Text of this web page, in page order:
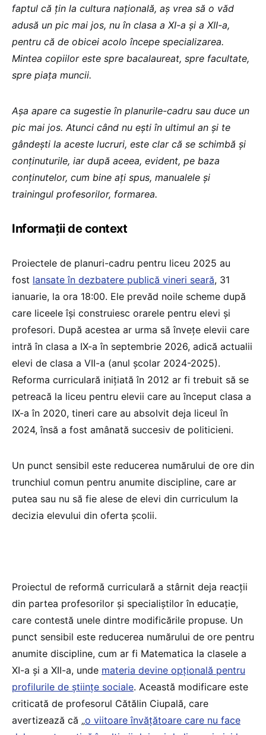
faptul că țin la cultura națională, aș vrea să o văd
adusă un pic mai jos, nu în clasa a XI-a și a XII-a,
pentru că de obicei acolo începe specializarea.
Mintea copiilor este spre bacalaureat, spre facultate,
spre piața muncii.
Așa apare ca sugestie în planurile-cadru sau duce un
pic mai jos. Atunci când nu ești în ultimul an și te
gândești la aceste lucruri, este clar că se schimbă și
conținuturile, iar după aceea, evident, pe baza
conținutelor, cum bine ați spus, manualele și
trainingul profesorilor, formarea.
Informații de context
Proiectele de planuri-cadru pentru liceu 2025 au
fost lansate în dezbatere publică vineri seară, 31
ianuarie, la ora 18:00. Ele prevăd noile scheme după
care liceele își construiesc orarele pentru elevi și
profesori. După acestea ar urma să învețe elevii care
intră în clasa a IX-a în septembrie 2026, adică actualii
elevi de clasa a VII-a (anul școlar 2024-2025).
Reforma curriculară inițiată în 2012 ar fi trebuit să se
petreacă la liceu pentru elevii care au început clasa a
IX-a în 2020, tineri care au absolvit deja liceul în
2024, însă a fost amânată succesiv de politicieni.
Un punct sensibil este reducerea numărului de ore din
trunchiul comun pentru anumite discipline, care ar
putea sau nu să fie alese de elevi din curriculum la
decizia elevului din oferta școlii.
Proiectul de reformă curriculară a stârnit deja reacții
din partea profesorilor și specialiștilor în educație,
care contestă unele dintre modificările propuse. Un
punct sensibil este reducerea numărului de ore pentru
anumite discipline, cum ar fi Matematica la clasele a
XI-a și a XII-a, unde materia devine opțională pentru
profilurile de științe sociale​. Această modificare este
criticată de profesorul Cătălin Ciupală, care
avertizează că „o viitoare învățătoare care nu face